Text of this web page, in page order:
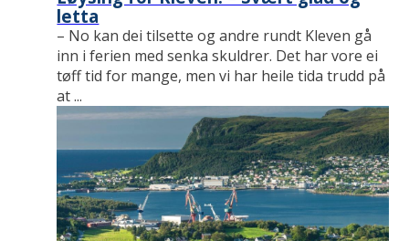
letta
– No kan dei tilsette og andre rundt Kleven gå
inn i ferien med senka skuldrer. Det har vore ei
tøff tid for mange, men vi har heile tida trudd på
at ...